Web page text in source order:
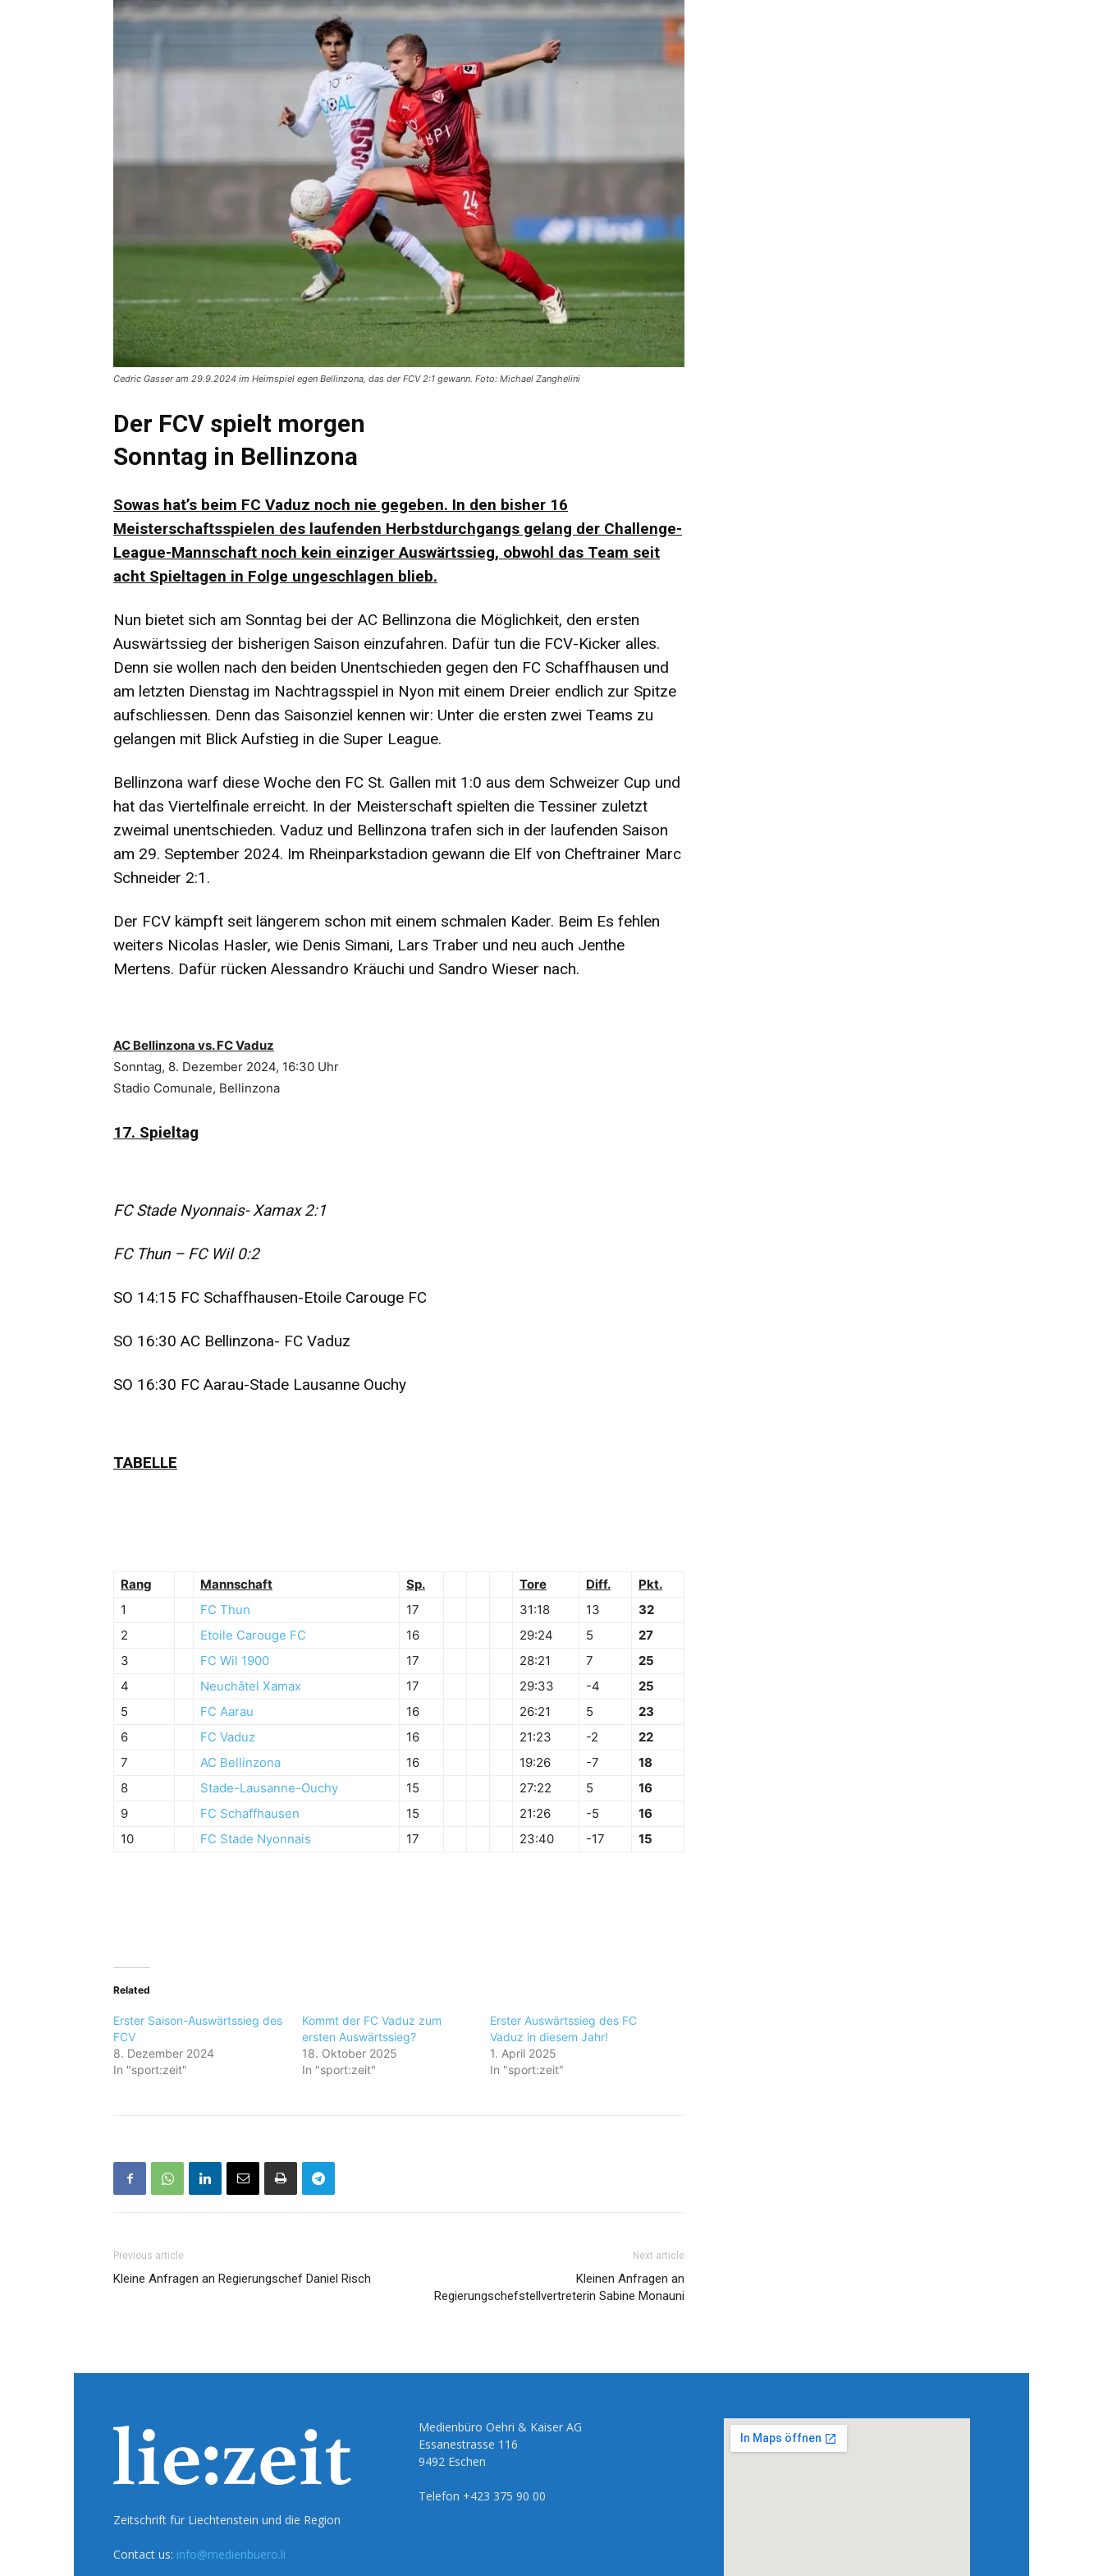
Cedric Gasser am 29.9.2024 im Heimspiel egen Bellinzona, das der FCV 2:1 gewann. Foto: Michael Zanghelini
Der FCV spielt morgen
Sonntag in Bellinzona
Sowas hat’s beim FC Vaduz noch nie gegeben. In den bisher 16
Meisterschaftsspielen des laufenden Herbstdurchgangs gelang der Challenge-
League-Mannschaft noch kein einziger Auswärtssieg, obwohl das Team seit
acht Spieltagen in Folge ungeschlagen blieb.
Nun bietet sich am Sonntag bei der AC Bellinzona die Möglichkeit, den ersten
Auswärtssieg der bisherigen Saison einzufahren. Dafür tun die FCV-Kicker alles.
Denn sie wollen nach den beiden Unentschieden gegen den FC Schaffhausen und
am letzten Dienstag im Nachtragsspiel in Nyon mit einem Dreier endlich zur Spitze
aufschliessen. Denn das Saisonziel kennen wir: Unter die ersten zwei Teams zu
gelangen mit Blick Aufstieg in die Super League.
Bellinzona warf diese Woche den FC St. Gallen mit 1:0 aus dem Schweizer Cup und
hat das Viertelfinale erreicht. In der Meisterschaft spielten die Tessiner zuletzt
zweimal unentschieden. Vaduz und Bellinzona trafen sich in der laufenden Saison
am 29. September 2024. Im Rheinparkstadion gewann die Elf von Cheftrainer Marc
Schneider 2:1.
Der FCV kämpft seit längerem schon mit einem schmalen Kader. Beim Es fehlen
weiters Nicolas Hasler, wie Denis Simani, Lars Traber und neu auch Jenthe
Mertens. Dafür rücken Alessandro Kräuchi und Sandro Wieser nach.
AC Bellinzona vs. FC Vaduz
Sonntag, 8. Dezember 2024, 16:30 Uhr
Stadio Comunale, Bellinzona
17. Spieltag
FC Stade Nyonnais- Xamax 2:1
FC Thun – FC Wil 0:2
SO 14:15 FC Schaffhausen-Etoile Carouge FC
SO 16:30 AC Bellinzona- FC Vaduz
SO 16:30 FC Aarau-Stade Lausanne Ouchy
TABELLE
Rang Mannschaft Sp. Tore Diff.
Pkt.
1
FC Thun 17 31:18 13
32
2
Etoile Carouge FC 16 29:24 5
27
3
FC Wil 1900 17 28:21 7
25
4
Neuchâtel Xamax 17 29:33 -4
25
5
FC Aarau 16 26:21 5
23
6
FC Vaduz 16 21:23 -2
22
7
AC Bellinzona 16 19:26 -7
18
8
Stade-Lausanne-Ouchy 15 27:22 5
16
9
FC Schaffhausen 15 21:26 -5
16
10
FC Stade Nyonnais 17 23:40 -17 15
Related
Erster Saison-Auswärtssieg des
FCV
8. Dezember 2024
In "sport:zeit"
Kommt der FC Vaduz zum
ersten Auswärtssieg?
18. Oktober 2025
In "sport:zeit"
Erster Auswärtssieg des FC
Vaduz in diesem Jahr!
1. April 2025
In "sport:zeit"
Previous article
Kleine Anfragen an Regierungschef Daniel Risch
Next article
Kleinen Anfragen an
Regierungschefstellvertreterin Sabine Monauni
Zeitschrift für Liechtenstein und die Region
Contact us: info@medienbuero.li
Medienbüro Oehri & Kaiser AG
Essanestrasse 116
9492 Eschen
Telefon +423 375 90 00